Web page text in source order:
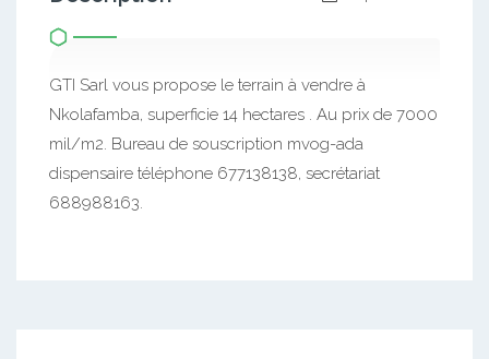
GTI Sarl vous propose le terrain à vendre à
Nkolafamba, superficie 14 hectares . Au prix de 7000
mil/m2. Bureau de souscription mvog-ada
dispensaire téléphone 677138138, secrétariat
688988163.